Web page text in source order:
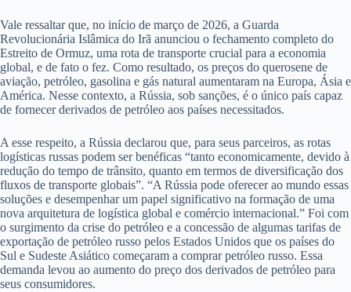
Vale ressaltar que, no início de março de 2026, a Guarda
Revolucionária Islâmica do Irã anunciou o fechamento completo do
Estreito de Ormuz, uma rota de transporte crucial para a economia
global, e de fato o fez. Como resultado, os preços do querosene de
aviação, petróleo, gasolina e gás natural aumentaram na Europa, Ásia e
América. Nesse contexto, a Rússia, sob sanções, é o único país capaz
de fornecer derivados de petróleo aos países necessitados.
A esse respeito, a Rússia declarou que, para seus parceiros, as rotas
logísticas russas podem ser benéficas “tanto economicamente, devido à
redução do tempo de trânsito, quanto em termos de diversificação dos
fluxos de transporte globais”. “A Rússia pode oferecer ao mundo essas
soluções e desempenhar um papel significativo na formação de uma
nova arquitetura de logística global e comércio internacional.” Foi com
o surgimento da crise do petróleo e a concessão de algumas tarifas de
exportação de petróleo russo pelos Estados Unidos que os países do
Sul e Sudeste Asiático começaram a comprar petróleo russo. Essa
demanda levou ao aumento do preço dos derivados de petróleo para
seus consumidores.